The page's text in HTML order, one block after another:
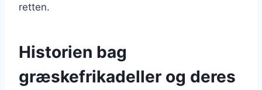
retten.
Historien bag
græskefrikadeller og deres